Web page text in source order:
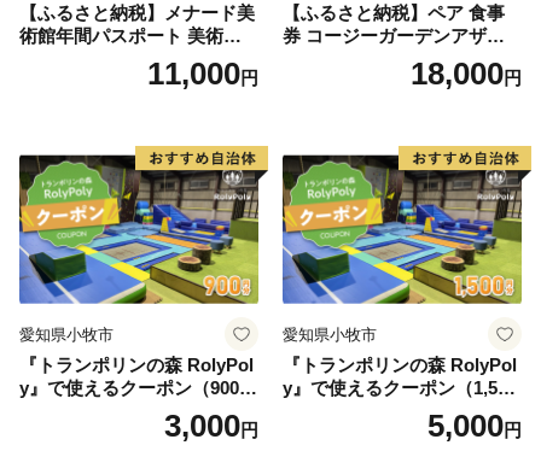
【ふるさと納税】メナード美
術館年間パスポート 美術館
11,000円
【ふるさと納税】ペア 食事
券 コージーガーデンアザレ
ア アフタヌーン宝石箱 ホテ
ル特製 デザート 6種類 サン
ティー チケット 券 2名様分
お祝 誕生日 記念日 名鉄小牧
ホテル 愛知県 小牧市 送料無
料
18,000円
愛知県小牧市
『トランポリンの森 RolyPol
y』で使えるクーポン（900
3,000円
愛知県小牧市
『トランポリンの森 RolyPol
y』で使えるクーポン（1,500
5,000円